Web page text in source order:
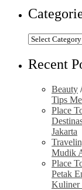
Categories
Recent
Beauty
Tips
Place
Jakarta
Mudik
Place
Petak
Kuliner